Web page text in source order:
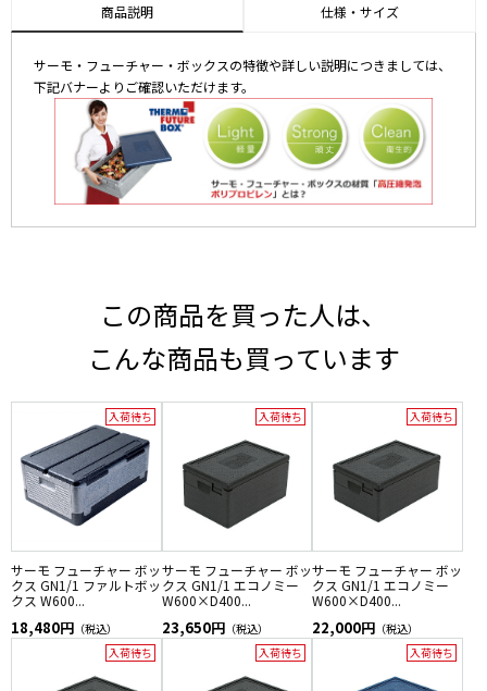
商品説明 仕様・サイズ
サーモ・フューチャー・ボックスの特徴や詳しい説明につきましては、
下記バナーよりご確認いただけます。
この商品を買った人は、
こんな商品も買っています
入荷待ち
サーモ フューチャー ボッ
クス GN1/1 ファルトボッ
クス W600...
18,480円 （税込）
入荷待ち
サーモ フューチャー ボッ
クス GN1/1 エコノミー
W600×D400...
23,650円 （税込）
入荷待ち
サーモ フューチャー ボッ
クス GN1/1 エコノミー
W600×D400...
22,000円 （税込）
入荷待ち
入荷待ち 入荷待ち